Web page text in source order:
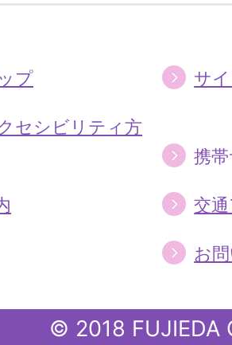
プ サ
セシビリティ方
携
交
お
© 2018 FUJIEDA